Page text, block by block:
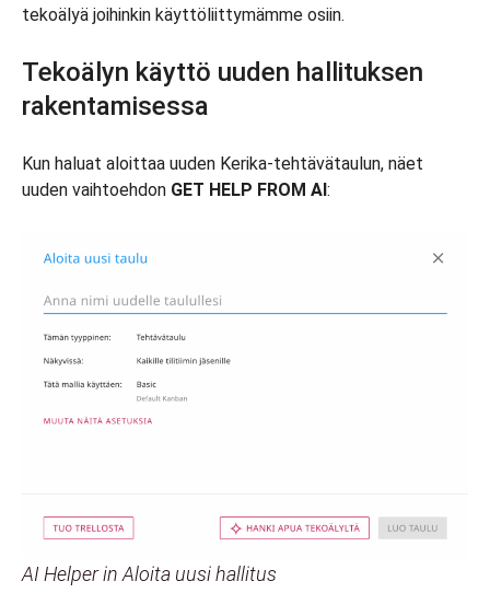
tekoälyä joihinkin käyttöliittymämme osiin.
Tekoälyn käyttö uuden hallituksen
rakentamisessa
Kun haluat aloittaa uuden Kerika-tehtävätaulun, näet
uuden vaihtoehdon GET HELP FROM AI:
AI Helper in Aloita uusi hallitus